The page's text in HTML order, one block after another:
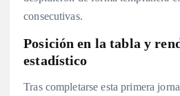
consecutivas.
Posición en la tabla y
estadístico
Tras completarse esta primera